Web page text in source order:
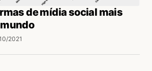
de mídia social mais
2021